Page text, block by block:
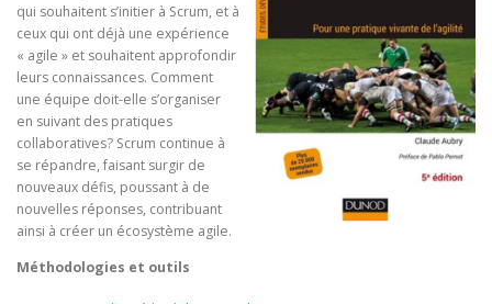
qui souhaitent s’initier à Scrum, et à
ceux qui ont déjà une expérience
« agile » et souhaitent approfondir
leurs connaissances. Comment
une équipe doit-elle s’organiser
en suivant des pratiques
collaboratives? Scrum continue à
se répandre, faisant surgir de
nouveaux défis, poussant à de
nouvelles réponses, contribuant
ainsi à créer un écosystème agile.
Méthodologies et outils